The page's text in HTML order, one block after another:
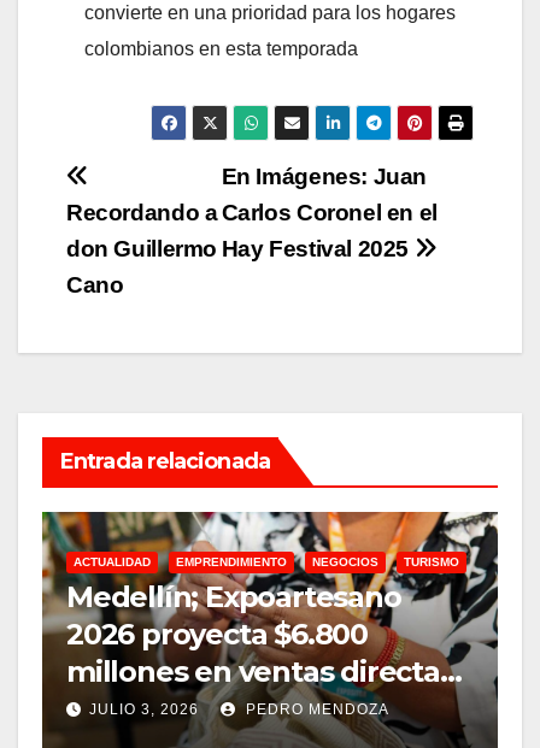
convierte en una prioridad para los hogares
colombianos en esta temporada
Navegación
de
entradas
En Imágenes: Juan
Carlos Coronel en el
Hay Festival 2025
Recordando a
don Guillermo
Cano
Entrada relacionada
ACTUALIDAD EMPRENDIMIENTO NEGOCIOS TURISMO
Medellín; Expoartesano
2026 proyecta $6.800
millones en ventas directas
y un impacto de USD 9,7
JULIO 3, 2026 PEDRO MENDOZA